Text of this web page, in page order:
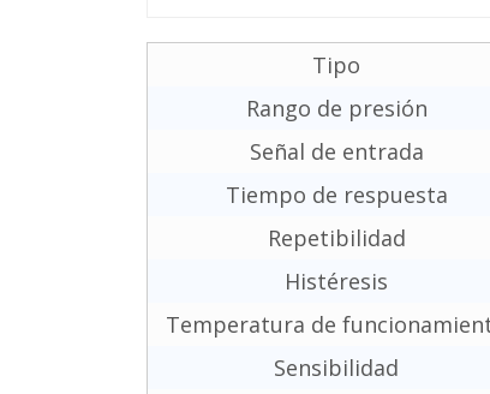
Tipo
Rango de presión
Señal de entrada
Tiempo de respuesta
Repetibilidad
Histéresis
Temperatura de
Sensibilidad